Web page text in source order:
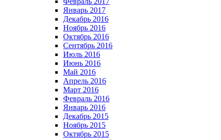
Январь 2017
Декабрь 2016
Ноябрь 2016
Октябрь 2016
Сентябрь 2016
Июль 2016
Июнь 2016
Май 2016
Апрель 2016
Март 2016
Февраль 2016
Январь 2016
Декабрь 2015
Ноябрь 2015
Октябрь 2015